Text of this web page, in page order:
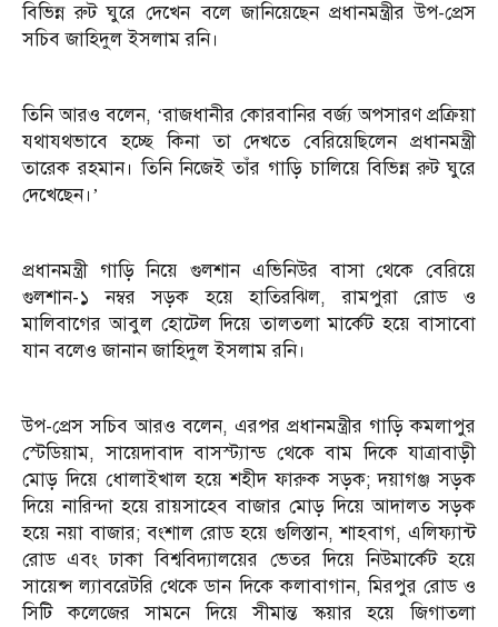
বিভিন্ন রুট ঘুরে দেখেন বলে জানিয়েছেন প্রধানমন্ত্রীর উপ-প্রেস
সচিব জাহিদুল ইসলাম রনি।
তিনি আরও বলেন, ‘রাজধানীর কোরবানির বর্জ্য অপসারণ প্রক্রিয়া
যথাযথভাবে হচ্ছে কিনা তা দেখতে বেরিয়েছিলেন প্রধানমন্ত্রী
তারেক রহমান। তিনি নিজেই তাঁর গাড়ি চালিয়ে বিভিন্ন রুট ঘুরে
দেখেছেন।’
প্রধানমন্ত্রী গাড়ি নিয়ে গুলশান এভিনিউর বাসা থেকে বেরিয়ে
গুলশান-১ নম্বর সড়ক হয়ে হাতিরঝিল, রামপুরা রোড ও
মালিবাগের আবুল হোটেল দিয়ে তালতলা মার্কেট হয়ে বাসাবো
যান বলেও জানান জাহিদুল ইসলাম রনি।
উপ-প্রেস সচিব আরও বলেন, এরপর প্রধানমন্ত্রীর গাড়ি কমলাপুর
স্টেডিয়াম, সায়েদাবাদ বাসস্ট্যান্ড থেকে বাম দিকে যাত্রাবাড়ী
মোড় দিয়ে ধোলাইখাল হয়ে শহীদ ফারুক সড়ক; দয়াগঞ্জ সড়ক
দিয়ে নারিন্দা হয়ে রায়সাহেব বাজার মোড় দিয়ে আদালত সড়ক
হয়ে নয়া বাজার; বংশাল রোড হয়ে গুলিস্তান, শাহবাগ, এলিফ্যান্ট
রোড এবং ঢাকা বিশ্ববিদ্যালয়ের ভেতর দিয়ে নিউমার্কেট হয়ে
সায়েন্স ল্যাবরেটরি থেকে ডান দিকে কলাবাগান, মিরপুর রোড ও
সিটি কলেজের সামনে দিয়ে সীমান্ত স্কয়ার হয়ে জিগাতলা